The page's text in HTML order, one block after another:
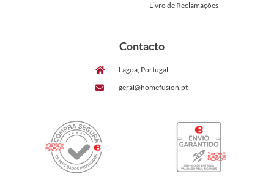
Livro de Reclamações
Contacto
Lagoa, Portugal
geral@homefusion.pt